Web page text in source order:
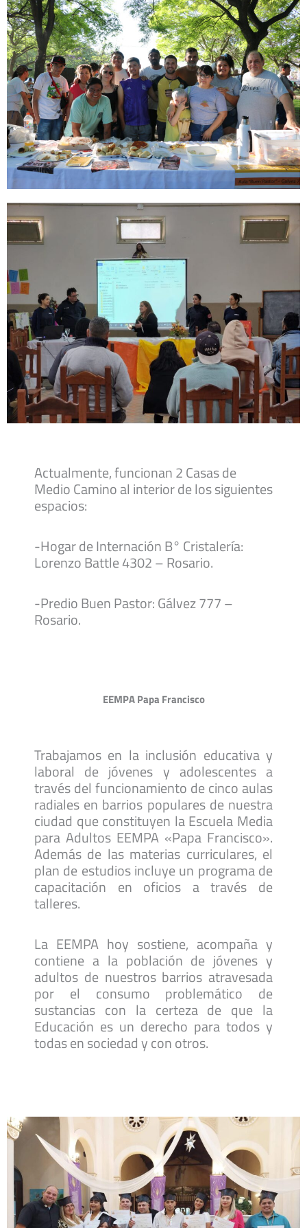
Actualmente, funcionan 2 Casas de
Medio Camino al interior de los siguientes
espacios:
-Hogar de Internación B° Cristalería:
Lorenzo Battle 4302 – Rosario.
-Predio Buen Pastor: Gálvez 777 –
Rosario.
EEMPA Papa Francisco
Trabajamos en la inclusión educativa y
laboral de jóvenes y adolescentes a
través del funcionamiento de cinco aulas
radiales en barrios populares de nuestra
ciudad que constituyen la Escuela Media
para Adultos EEMPA «Papa Francisco».
Además de las materias curriculares, el
plan de estudios incluye un programa de
capacitación en oficios a través de
talleres.
La EEMPA hoy sostiene, acompaña y
contiene a la población de jóvenes y
adultos de nuestros barrios atravesada
por el consumo problemático de
sustancias con la certeza de que la
Educación es un derecho para todos y
todasen sociedad y con otros.